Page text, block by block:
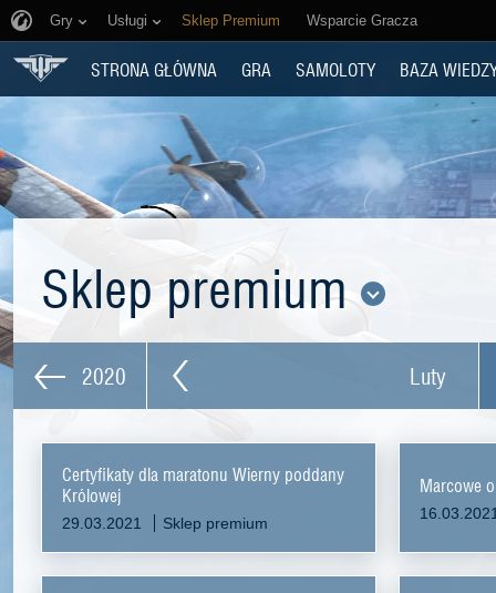
Gry Usługi Sklep Premium Wsparcie Gracza
STRONA GŁÓWNA GRA SAMOLOTY BAZA
Sklep premium
2020 Luty
Certyfikaty dla maratonu Wierny poddany
Królowej
29.03.2021 Sklep premium
Marcowe